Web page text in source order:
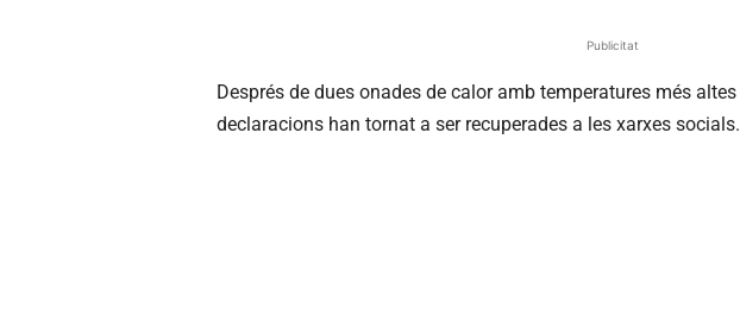
Publicitat
Després de dues onades de calor amb temperatures més
declaracions han tornat a ser recuperades a les xarxes socials.